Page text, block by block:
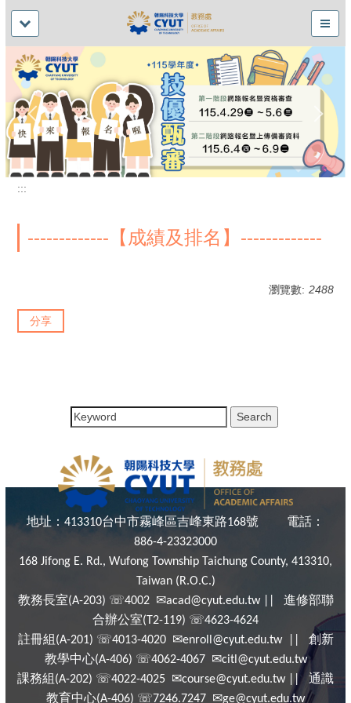
:::
-------------【成績及排名】-------------
瀏覽數: 2488
分享
地址： 413310台中市霧峰區吉峰東路168號 電話：
886-4-23323000
168 Jifong E. Rd., Wufong Township Taichung County, 413310,
Taiwan (R.O.C.)
教務長室(A-203) ☏4002 ✉acad@cyut.edu.tw || 進修部聯
合辦公室(T2-119) ☏4623-4624
註冊組 (A-201) ☏4013-4020 ✉enroll@cyut.edu.tw || 創新
教學中心(A-406) ☏4062-4067 ✉citl@cyut.edu.tw
課務組 (A-202) ☏4022-4025 ✉course@cyut.edu.tw || 通識
教育中心(A-406) ☏7246.7247 ✉ge@cyut.edu.tw